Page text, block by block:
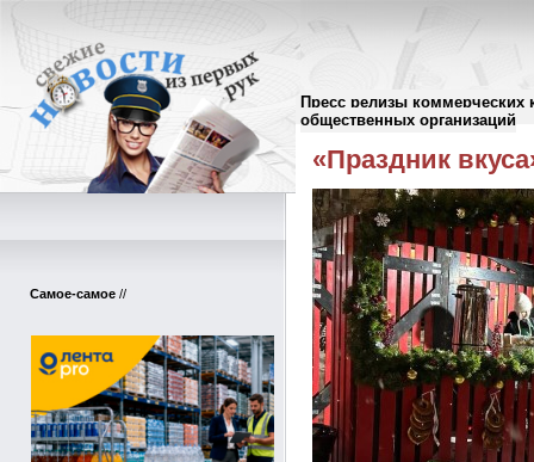
Пресс релизы коммерческих
общественных организаций
Самое-самое //
Пресс-релизы//
«Праздник